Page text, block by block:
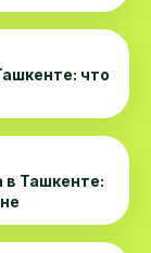
что
в Ташкенте: